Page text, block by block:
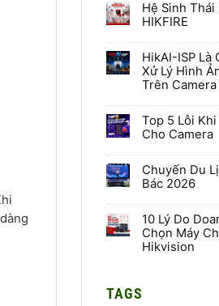
Hệ Sinh Thái
HIKFIRE
bình
luận
ở
Hệ
Báo
Cháy
HIKFIRE
HikAI-ISP Là
Xử Lý Hình
Trên
bình
luận
ở
Là
Gì?
Công
Xử
Lý
Hình
Ảnh
Camera
Top 5 Lỗi
Cho Camera
bình
luận
ở
Lỗi
Khi
Chọn
Ổ
Chuyến Du
Bác 2026
bình
luận
ở
Chuyến
–
10 Lý Do
Chọn Máy
Hikvision
ở
TAGS